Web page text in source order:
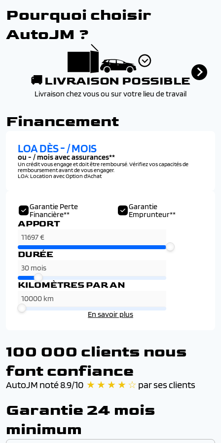
Vitres electriques sequentielles avant/arriere
(sequentielles a l'avant uniquement sur intuitive)
Volant chauffant
Volant reglable en hauteur et en profondeur
Freinage d'urgence autonome avec reconnaissance
pieton et cycliste (fca)
Reconnaissance des panneaux de limitation de vitesse
Retroviseur interieur jour/nuit automatique
Retroviseurs electriques degivrants, rabattables
electriquement avec clignotants integres
Surveillance des angles morts avec assistance active au
Systeme d'acces mains-libres et demarrage sans cle
arriere
Verrouillage automatique des portes en roulant
Verrouillage centralise a distance avec cle retractable
Pourquoi choisir
AutoJM ?
🚚 LIVRAISON POSSIBLE
Livraison chez vous ou sur votre lieu de travail
Financement
Garantie Perte
Financière**
Garantie
Emprunteur**
APPORT
DURÉE
KILOMÈTRES PAR AN
En savoir plus
LOA DÈS-/ MOIS
ou - / mois avec assurances**
Un crédit vous engage et doit être remboursé. Vérifiez vos capacités de
remboursement avant de vous engager.
LOA: Location avec Option d'Achat
100 000 clients nous
font confiance
AutoJM noté 8.9/10 ★ ★ ★ ★ ☆ par ses clients
Garantie 24 mois
minimum